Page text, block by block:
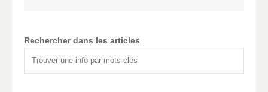
Rechercher dans les articles